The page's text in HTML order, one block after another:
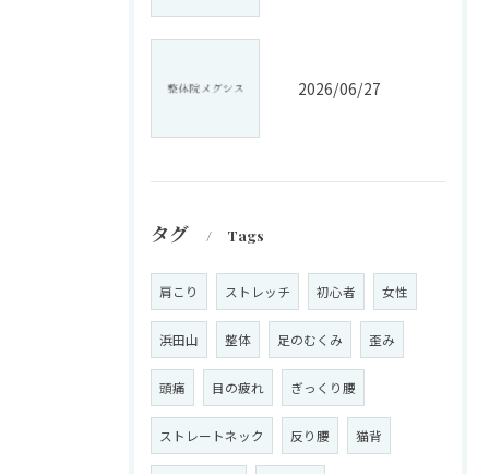
2026/06/27
タグ Tags
肩こり ストレッチ 初心者 女性
浜田山 整体 足のむくみ 歪み
頭痛 目の疲れ ぎっくり腰
ストレートネック 反り腰 猫背